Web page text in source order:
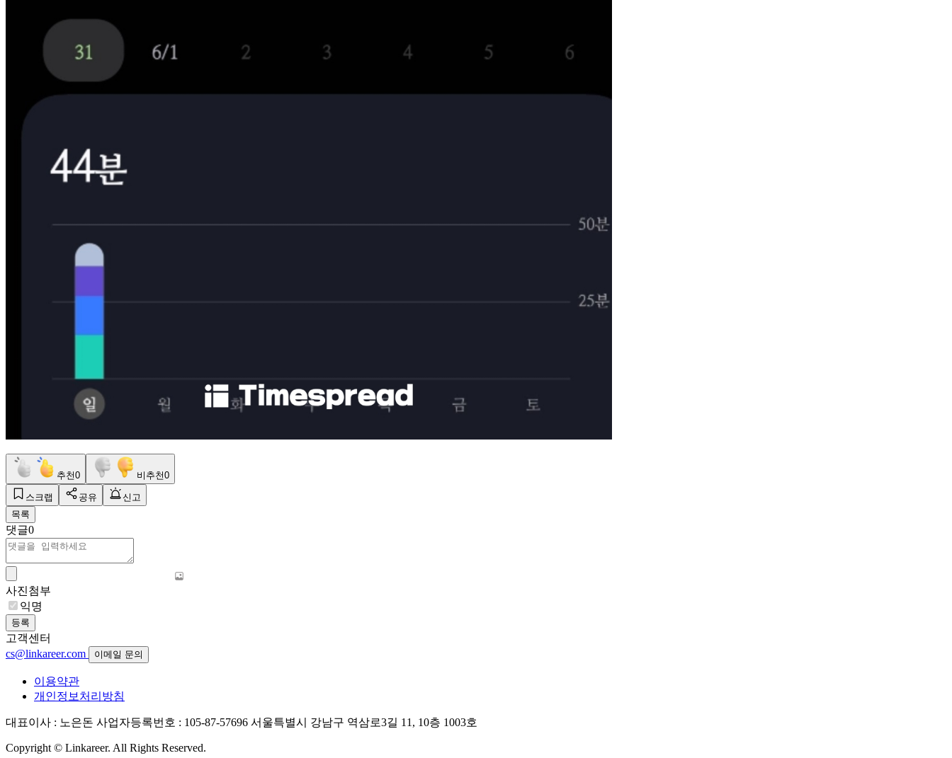
추천0 비추천0
스크랩 공유
신고
목록
댓글0
사진첨부
익명
등록
고객센터
cs@linkareer.com
이메일 문의
이용약관
개인정보처리방침
대표이사 : 노은돈 사업자등록번호 : 105-87-57696 서울특별시 강남구 역삼로3길 11, 10층 1003호
Copyright © Linkareer. All Rights Reserved.